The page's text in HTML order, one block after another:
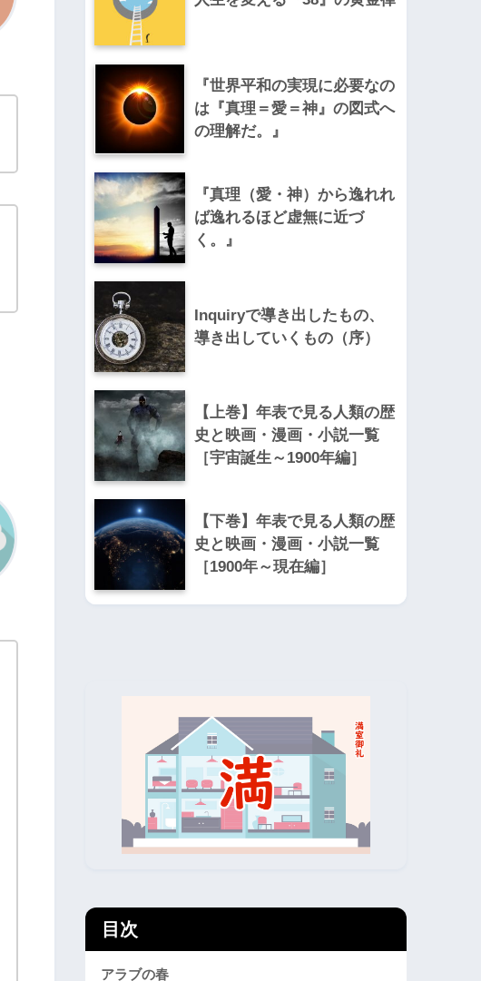
『世界平和の実現に必要なの
は『真理＝愛＝神』の図式へ
の理解だ。』
『真理（愛・神）から逸れれ
ば逸れるほど虚無に近づ
く。』
Inquiryで導き出したもの、
導き出していくもの（序）
【上巻】年表で見る人類の歴
史と映画・漫画・小説一覧
［宇宙誕生～1900年編］
【下巻】年表で見る人類の歴
史と映画・漫画・小説一覧
［1900年～現在編］
目次
アラブの春